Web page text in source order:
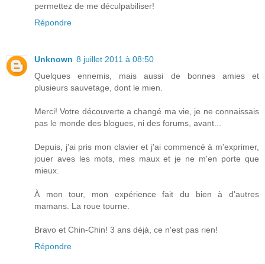
permettez de me déculpabiliser!
Répondre
Unknown 8 juillet 2011 à 08:50
Quelques ennemis, mais aussi de bonnes amies et
plusieurs sauvetage, dont le mien.
Merci! Votre découverte a changé ma vie, je ne connaissais
pas le monde des blogues, ni des forums, avant...
Depuis, j'ai pris mon clavier et j'ai commencé à m'exprimer,
jouer aves les mots, mes maux et je ne m'en porte que
mieux.
À mon tour, mon expérience fait du bien à d'autres
mamans. La roue tourne.
Bravo et Chin-Chin! 3 ans déjà, ce n'est pas rien!
Répondre